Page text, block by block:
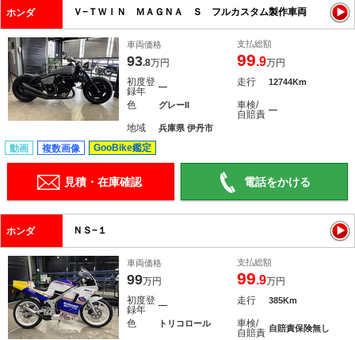
ホンダ Ｖ−ＴＷＩＮ ＭＡＧＮＡ Ｓ フルカスタム製作車両
車両価格
93.8万円
支払総額
99.9万円
初度登
録年
― 走行 12744Km
色 グレーII
車検/
自賠責 ―
地域 兵庫県 伊丹市
動画 複数画像 GooBike鑑定
見積・在庫確認 電話をかける
ホンダ ＮＳ−１
車両価格
99万円
支払総額
99.9万円
初度登
録年
― 走行 385Km
色 トリコロール
車検/
自賠責 自賠責保険無し